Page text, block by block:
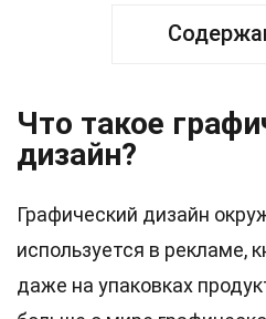
Что такое
дизайн?
Графический дизайн
используется в рекламе,
даже на упаковках